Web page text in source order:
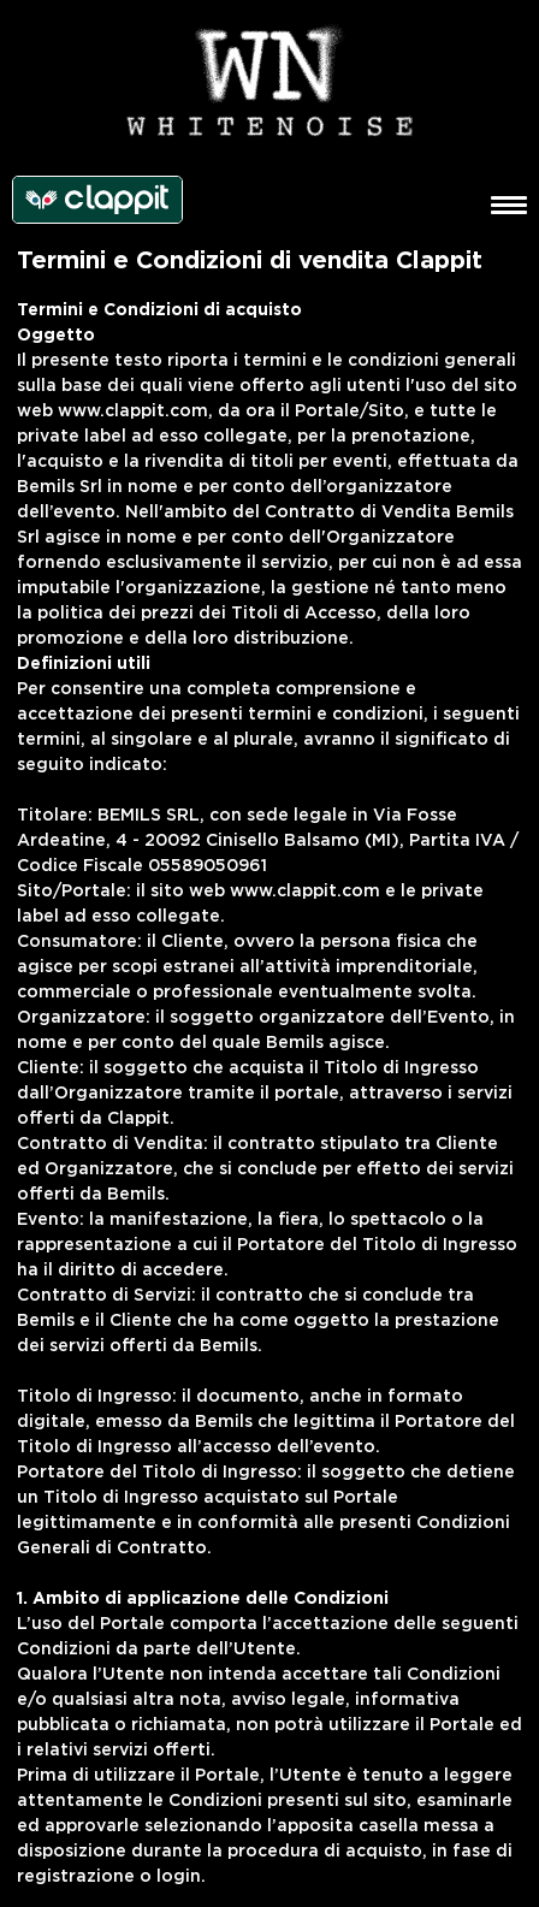
Termini e Condizioni di vendita Clappit
Termini e Condizioni di acquisto
Oggetto
Il presente testo riporta i termini e le condizioni generali
sulla base dei quali viene offerto agli utenti l'uso del sito
web www.clappit.com, da ora il Portale/Sito, e tutte le
private label ad esso collegate, per la prenotazione,
l'acquisto e la rivendita di titoli per eventi, effettuata da
Bemils Srl in nome e per conto dell’organizzatore
dell’evento. Nell'ambito del Contratto di Vendita Bemils
Srl agisce in nome e per conto dell'Organizzatore
fornendo esclusivamente il servizio, per cui non è ad essa
imputabile l'organizzazione, la gestione né tanto meno
la politica dei prezzi dei Titoli di Accesso, della loro
promozione e della loro distribuzione.
Definizioni utili
Per consentire una completa comprensione e
accettazione dei presenti termini e condizioni, i seguenti
termini, al singolare e al plurale, avranno il significato di
seguito indicato:
Titolare: BEMILS SRL, con sede legale in Via Fosse
Ardeatine, 4 - 20092 Cinisello Balsamo (MI), Partita IVA /
Codice Fiscale 05589050961
Sito/Portale: il sito web www.clappit.com e le private
label ad esso collegate.
Consumatore: il Cliente, ovvero la persona fisica che
agisce per scopi estranei all’attività imprenditoriale,
commerciale o professionale eventualmente svolta.
Organizzatore: il soggetto organizzatore dell’Evento, in
nome e per conto del quale Bemils agisce.
Cliente: il soggetto che acquista il Titolo di Ingresso
dall’Organizzatore tramite il portale, attraverso i servizi
offerti da Clappit.
Contratto di Vendita: il contratto stipulato tra Cliente
ed Organizzatore, che si conclude per effetto dei servizi
offerti da Bemils.
Evento: la manifestazione, la fiera, lo spettacolo o la
rappresentazione a cui il Portatore del Titolo di Ingresso
ha il diritto di accedere.
Contratto di Servizi: il contratto che si conclude tra
Bemils e il Cliente che ha come oggetto la prestazione
dei servizi offerti da Bemils.
Titolo di Ingresso: il documento, anche in formato
digitale, emesso da Bemils che legittima il Portatore del
Titolo di Ingresso all’accesso dell’evento.
Portatore del Titolo di Ingresso: il soggetto che detiene
un Titolo di Ingresso acquistato sul Portale
legittimamente e in conformità alle presenti Condizioni
Generali di Contratto.
1. Ambito di applicazione delle Condizioni
L’uso del Portale comporta l’accettazione delle seguenti
Condizioni da parte dell’Utente.
Qualora l’Utente non intenda accettare tali Condizioni
e/o qualsiasi altra nota, avviso legale, informativa
pubblicata o richiamata, non potrà utilizzare il Portale ed
i relativi servizi offerti.
Prima di utilizzare il Portale, l’Utente è tenuto a leggere
attentamente le Condizioni presenti sul sito, esaminarle
ed approvarle selezionando l’apposita casella messa a
disposizione durante la procedura di acquisto, in fase di
registrazione o login.